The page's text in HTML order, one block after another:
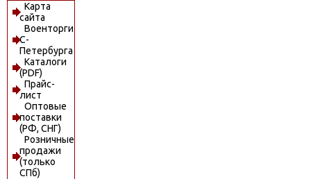
Карта
сайта
Военторги
С-
Петербурга
Каталоги
(PDF)
Прайс-
лист
Оптовые
поставки
(РФ, СНГ)
Розничные
продажи
(только
СПб)